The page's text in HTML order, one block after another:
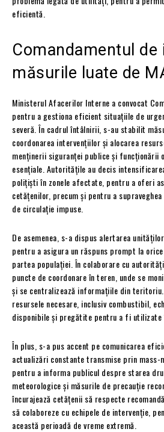
eficientă.
Comandamentul de
măsurile luate de
Ministerul Afacerilor Interne a convocat
pentru a gestiona eficient situațiile de
severă. În cadrul întâlnirii, s-au stabilit
coordonarea intervențiilor și alocarea
menținerii siguranței publice și funcționării
esențiale. Autoritățile au decis
polițiști în zonele afectate, pentru a oferi
cetățenilor, precum și pentru a
de circulație impuse.
De asemenea, s-a dispus alertarea
pentru a asigura un răspuns prompt la
partea populației. În colaborare cu
puncte de coordonare în teren, unde se
și se centralizează informațiile din
resursele necesare, inclusiv combustibil,
disponibile și pregătite pentru a fi utilizate
În plus, s-a pus accent pe comunicarea
actualizări constante transmise prin mass-
pentru a informa publicul despre starea
meteorologice și măsurile de precauție
încurajează cetățenii să respecte
să colaboreze cu echipele de intervenție,
această perioadă de vreme extremă.